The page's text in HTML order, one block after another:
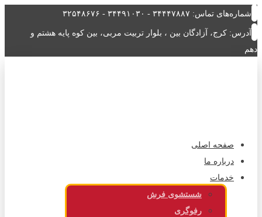
شماره‌های تماس: ۳۴۴۴۷۸۸۷ - ۳۴۴۹۱۰۳۰ - ۳۲۵۴۸۶۷۶
آدرس: کرج، آزادگان بین ، بلوار تربیت مربی، بین کوه پایه هشتم و
دهم
صفحه اصلی
درباره ما
خدمات
شستشوی فرش
رفوگری